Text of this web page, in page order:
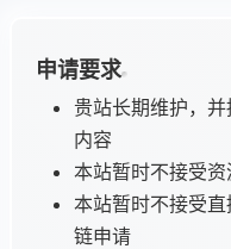
申请要求
贵站长期维护，
内容
本站暂时不接受
本站暂时不接受
链申请